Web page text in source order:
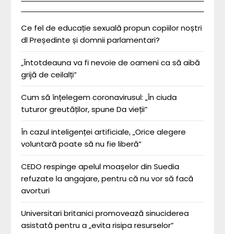
Ce fel de educație sexuală propun copiilor noștri
dl Președinte și domnii parlamentari?
„Întotdeauna va fi nevoie de oameni ca să aibă
grijă de ceilalți”
Cum să înțelegem coronavirusul: „În ciuda
tuturor greutăților, spune Da vieții”
În cazul inteligenței artificiale, „Orice alegere
voluntară poate să nu fie liberă”
CEDO respinge apelul moașelor din Suedia
refuzate la angajare, pentru că nu vor să facă
avorturi
Universitari britanici promovează sinuciderea
asistată pentru a „evita risipa resurselor”